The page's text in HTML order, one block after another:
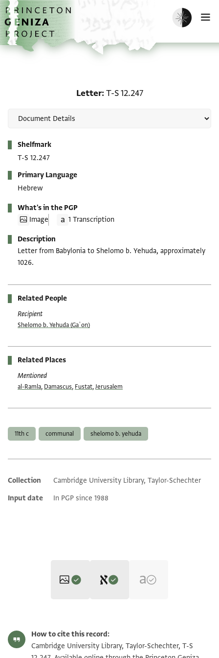
Skip to main content
home
Enable dark
Letter T-S 12.247
Shelfmark
T-S 12.247
Primary Language
Hebrew
What's in the PGP
Image
1 Transcription
Description
Letter from Babylonia to Shelomo b. Yehuda, approximately
1026.
Related People
Recipient
Shelomo b. Yehuda (Gaʾon)
Related Places
Mentioned
al-Ramla, Damascus, Fustat,Jerusalem
11th c communal shelomo b. yehuda
Additional metadata
Collection
Cambridge University Library, Taylor-Schechter
Input date
In PGP since 1988
Moshe Gil,Palestine During the First Muslim Period (634–1099)‎
Hebrew) (Tel Aviv University, 1983), vol. 2.
T-S 12.247 1v Zoom and Rotate
How to cite this record:
Cambridge University Library, Taylor-Schechter, T-S